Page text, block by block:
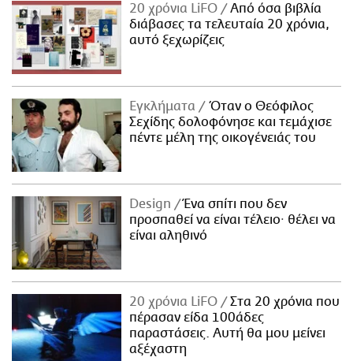
20 χρόνια LiFO
Από όσα βιβλία
διάβασες τα τελευταία 20 χρόνια,
αυτό ξεχωρίζεις
Εγκλήματα
Όταν ο Θεόφιλος
Σεχίδης δολοφόνησε και τεμάχισε
πέντε μέλη της οικογένειάς του
Design
Ένα σπίτι που δεν
προσπαθεί να είναι τέλειο· θέλει να
είναι αληθινό
20 χρόνια LiFO
Στα 20 χρόνια που
πέρασαν είδα 100άδες
παραστάσεις. Αυτή θα μου μείνει
αξέχαστη